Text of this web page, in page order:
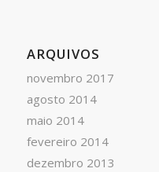
ARQUIVOS
novembro 2017
agosto 2014
maio 2014
fevereiro 2014
dezembro 2013